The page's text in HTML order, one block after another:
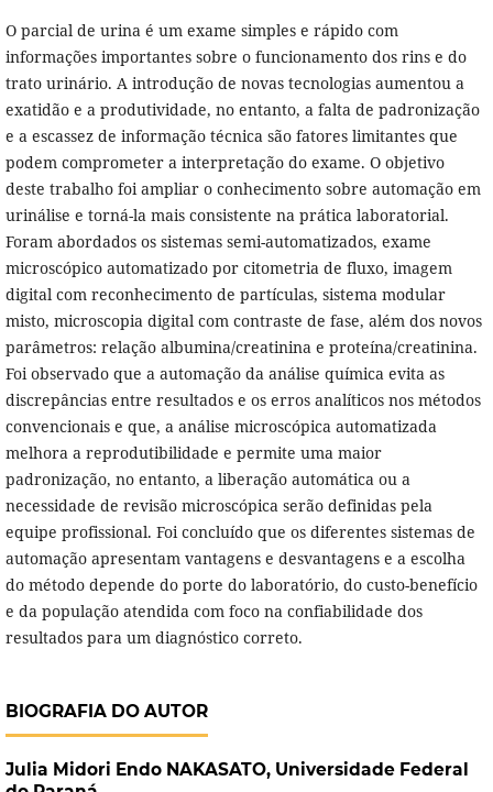
O parcial de urina é um exame simples e rápido com
informações importantes sobre o funcionamento dos rins e do
trato urinário. A introdução de novas tecnologias aumentou a
exatidão e a produtividade, no entanto, a falta de padronização
e a escassez de informação técnica são fatores limitantes que
podem comprometer a interpretação do exame. O objetivo
deste trabalho foi ampliar o conhecimento sobre automação em
urinálise e torná-la mais consistente na prática laboratorial.
Foram abordados os sistemas semi-automatizados, exame
microscópico automatizado por citometria de fluxo, imagem
digital com reconhecimento de partículas, sistema modular
misto, microscopia digital com contraste de fase, além dos novos
parâmetros: relação albumina/creatinina e proteína/creatinina.
Foi observado que a automação da análise química evita as
discrepâncias entre resultados e os erros analíticos nos métodos
convencionais e que, a análise microscópica automatizada
melhora a reprodutibilidade e permite uma maior
padronização, no entanto, a liberação automática ou a
necessidade de revisão microscópica serão definidas pela
equipe profissional. Foi concluído que os diferentes sistemas de
automação apresentam vantagens e desvantagens e a escolha
do método depende do porte do laboratório, do custo-benefício
e da população atendida com foco na confiabilidade dos
resultados para um diagnóstico correto.
BIOGRAFIA DO AUTOR
Julia Midori Endo NAKASATO, Universidade Federal